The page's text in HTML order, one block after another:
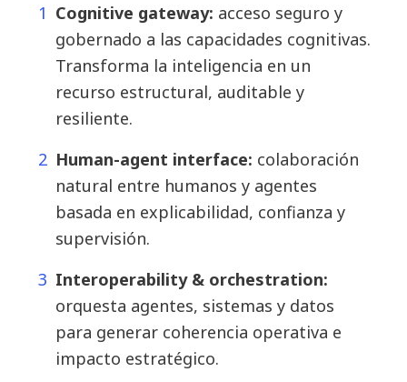
Cognitive gateway: acceso seguro y
gobernado a las capacidades cognitivas.
Transforma la inteligencia en un
recurso estructural, auditable y
resiliente.
Human-agent interface: colaboración
natural entre humanos y agentes
basada en explicabilidad, confianza y
supervisión.
Interoperability & orchestration:
orquesta agentes, sistemas y datos
para generar coherencia operativa e
impacto estratégico.